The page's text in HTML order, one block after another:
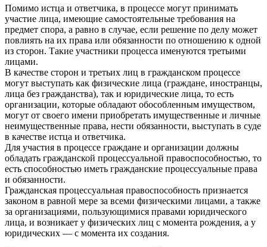
Помимо истца и ответчика, в процессе могут принимать
участие лица, имеющие самостоятельные требования на
предмет спора, а равно в случае, если решение по делу может
повлиять на их права или обязанности по отношению к одной
из сторон. Такие участники процесса именуются третьими
лицами.
В качестве сторон и третьих лиц в гражданском процессе
могут выступать как физические лица (граждане, иностранцы,
лица без гражданства), так и юридические лица, то есть
организации, которые обладают обособленным имуществом,
могут от своего имени приобретать имущественные и личные
неимущественные права, нести обязанности, выступать в суде
в качестве истца и ответчика.
Для участия в процессе граждане и организации должны
обладать гражданской процессуальной правоспособностью, то
есть способностью иметь гражданские процессуальные права
и обязанности.
Гражданская процессуальная правоспособность признается
законом в равной мере за всеми физическими лицами, а также
за организациями, пользующимися правами юридического
лица, и возникает у физических лиц с момента рождения, а у
юридических — с момента их создания.